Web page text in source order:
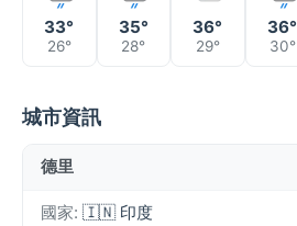
33°
26°
35°
28°
36°
29°
36°
30°
城市資訊
德里
國家: 🇮🇳 印度